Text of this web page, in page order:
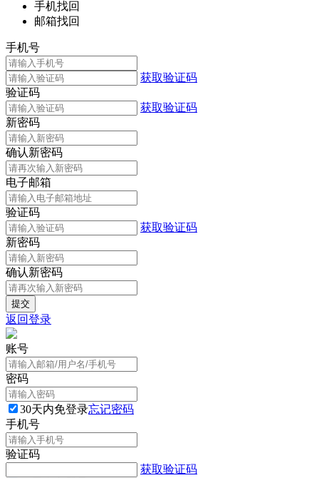
手机找回
邮箱找回
手机号
获取验证码
验证码
获取验证码
新密码
确认新密码
电子邮箱
验证码
获取验证码
新密码
确认新密码
返回登录
账号
密码
30天内免登录忘记密码
手机号
验证码
获取验证码